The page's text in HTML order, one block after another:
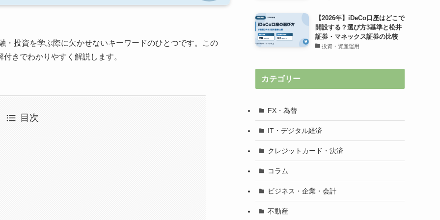
投資を学ぶ際に欠かせないキーワードのひとつです。この
きでわかりやすく解説します。
目次
【2026年】iDeCo口座はどこで
開設する？選び方3基準と松井
証券・マネックス証券の比較
投資・資産運用
カテゴリー
FX・為替
IT・デジタル経済
クレジットカード・決済
コラム
ビジネス・企業・会計
不動産